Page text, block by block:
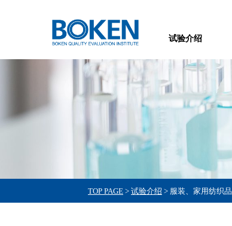
试验介绍
TOP PAGE > 试验介绍 > 服装、家用纺织品